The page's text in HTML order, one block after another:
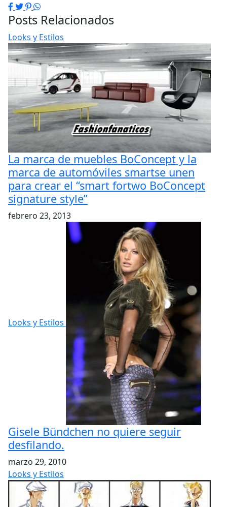
Facebook
Twitter
Pinterest
WhatsApp
Posts Relacionados
Looks y Estilos
La marca de muebles BoConcept y la
marca de automóviles smartse unen
para crear el “smart fortwo BoConcept
signature style”
febrero 23, 2013
Looks y Estilos
Gisele Bündchen no quiere seguir
desfilando.
marzo 29, 2010
Looks y Estilos